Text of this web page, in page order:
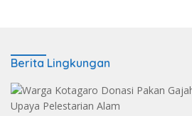
Berita Lingkungan